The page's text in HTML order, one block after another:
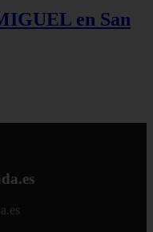
en San